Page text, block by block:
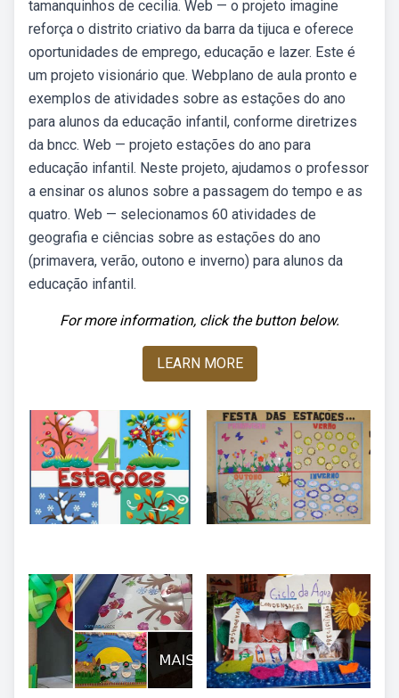
tamanquinhos de cecilia. Web — o projeto imagine
reforça o distrito criativo da barra da tijuca e oferece
oportunidades de emprego, educação e lazer. Este é
um projeto visionário que. Webplano de aula pronto e
exemplos de atividades sobre as estações do ano
para alunos da educação infantil, conforme diretrizes
da bncc. Web — projeto estações do ano para
educação infantil. Neste projeto, ajudamos o professor
a ensinar os alunos sobre a passagem do tempo e as
quatro. Web — selecionamos 60 atividades de
geografia e ciências sobre as estações do ano
(primavera, verão, outono e inverno) para alunos da
educação infantil.
For more information, click the button below.
LEARN MORE